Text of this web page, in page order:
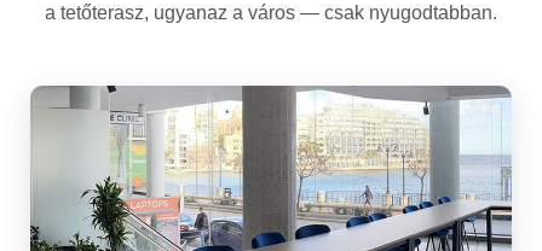
a tetőterasz, ugyanaz a város — csak nyugodtabban.